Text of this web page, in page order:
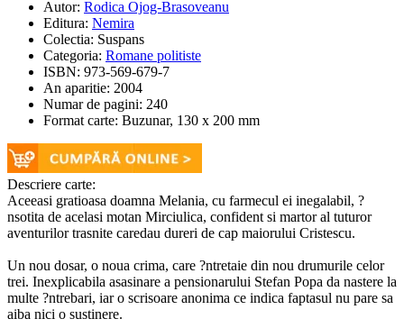
Autor: Rodica Ojog-Brasoveanu
Editura: Nemira
Colectia: Suspans
Categoria: Romane politiste
ISBN: 973-569-679-7
An aparitie: 2004
Numar de pagini: 240
Format carte: Buzunar, 130 x 200 mm
Descriere carte:
Aceeasi gratioasa doamna Melania, cu farmecul ei inegalabil, ?
nsotita de acelasi motan Mirciulica, confident si martor al tuturor
aventurilor trasnite caredau dureri de cap maiorului Cristescu.
Un nou dosar, o noua crima, care ?ntretaie din nou drumurile celor
trei. Inexplicabila asasinare a pensionarului Stefan Popa da nastere la
multe ?ntrebari, iar o scrisoare anonima ce indica faptasul nu pare sa
aiba nici o sustinere.